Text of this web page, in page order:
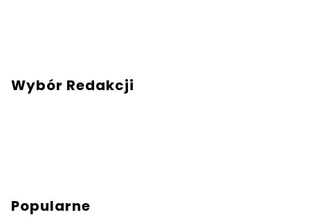
Wybór Redakcji
Popularne